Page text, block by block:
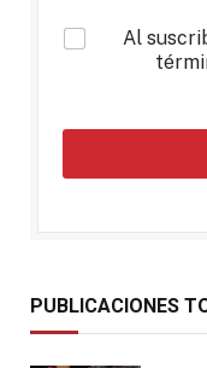
*
Al
PUBLICACIONES